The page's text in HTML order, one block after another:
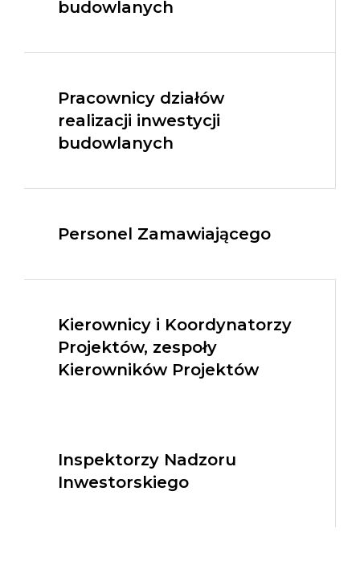
budowlanych
Pracownicy działów
realizacji inwestycji
budowlanych
Personel Zamawiającego
Kierownicy i Koordynatorzy
Projektów, zespoły
Kierowników Projektów
Inspektorzy Nadzoru
Inwestorskiego